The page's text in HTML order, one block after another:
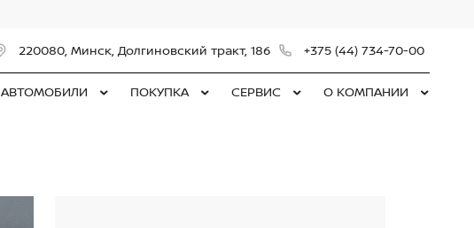
220080, Минск, Долгиновский тракт, 186 +375 (44) 734-70-00
АВТОМОБИЛИ ПОКУПКА СЕРВИС О КОМПАНИИ